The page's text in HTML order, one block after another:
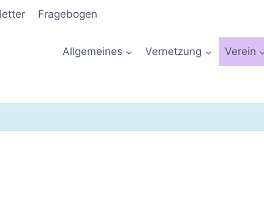
Fragebogen
Allgemeines Vernetzung Verein